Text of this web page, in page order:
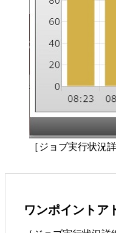
［ジョブ実行状況
ワンポイントア